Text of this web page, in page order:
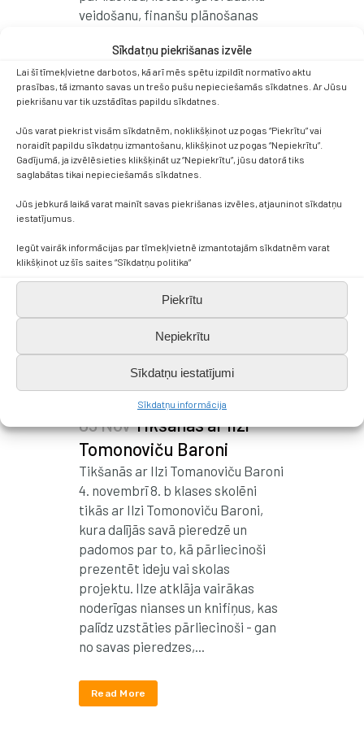
Sīkdatņu piekrišanas izvēle
Lai šī tīmekļvietne darbotos, kā arī mēs spētu izpildīt normatīvo aktu
prasības, tā izmanto savas un trešo pušu nepieciešamās sīkdatnes. Ar Jūsu
piekrišanu var tik uzstādītas papildu sīkdatnes.
Jūs varat piekrist visām sīkdatnēm, noklikšķinot uz pogas “Piekrītu” vai
noraidīt papildu sīkdatņu izmantošanu, klikšķinot uz pogas “Nepiekrītu”.
Gadījumā, ja izvēlēsieties klikšķināt uz “Nepiekrītu”, jūsu datorā tiks
saglabātas tikai nepieciešamās sīkdatnes.
Jūs jebkurā laikā varat mainīt savas piekrišanas izvēles, atjauninot sīkdatņu
iestatījumus.
Iegūt vairāk informācijas par tīmekļvietnē izmantotajām sīkdatnēm varat
klikšķinot uz šīs saites “Sīkdatņu politika”
Piekrītu
Nepiekrītu
Sīkdatņu iestatījumi
Sīkdatņu informācija
veidošanu, finanšu plānošanas
iespējas starptautiskā vidē.
Tikšanās cieši sasaucās ar...
05 NovTikšanās ar Ilzi
Tomonoviču Baroni
Tikšanās ar Ilzi Tomanoviču Baroni
4. novembrī 8. b klases skolēni
tikās ar Ilzi Tomonoviču Baroni,
kura dalījās savā pieredzē un
padomos par to, kā pārliecinoši
prezentēt ideju vai skolas
projektu. Ilze atklāja vairākas
noderīgas nianses un knifiņus, kas
palīdz uzstāties pārliecinoši - gan
no savas pieredzes,...
Read More